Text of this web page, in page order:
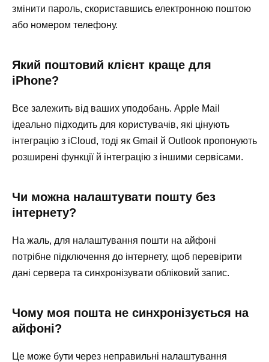
змінити пароль, скориставшись електронною поштою
або номером телефону.
Який поштовий клієнт краще для
iPhone?
Все залежить від ваших уподобань. Apple Mail
ідеально підходить для користувачів, які цінують
інтеграцію з iCloud, тоді як Gmail й Outlook пропонують
розширені функції й інтеграцію з іншими сервісами.
Чи можна налаштувати пошту без
інтернету?
На жаль, для налаштування пошти на айфоні
потрібне підключення до інтернету, щоб перевірити
дані сервера та синхронізувати обліковий запис.
Чому моя пошта не синхронізується на
айфоні?
Це може бути через неправильні налаштування